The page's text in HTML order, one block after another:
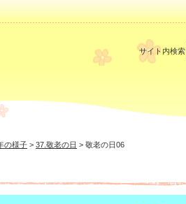
サイト内検索
の様子 > 37.敬老の日 > 敬老の日06